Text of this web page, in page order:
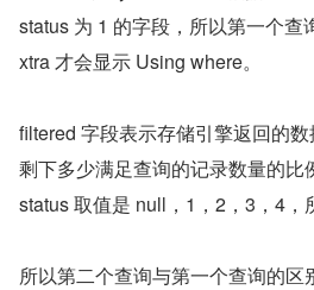
status 为 1 的字段，所以第一个查
xtra 才会显示 Using where。
filtered 字段表示存储引擎返回的数
剩下多少满足查询的记录数量的比
status 取值是 null，1，2，3，4，
所以第二个查询与第一个查询的